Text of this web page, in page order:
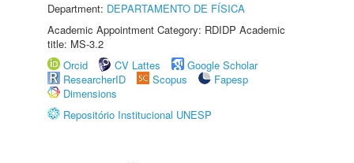
Department: DEPARTAMENTO DE FÍSICA
Academic Appointment Category: RDIDP Academic
title: MS-3.2
Orcid
CV Lattes
Google Scholar
ResearcherID
Scopus
Fapesp
Dimensions
Repositório Institucional UNESP